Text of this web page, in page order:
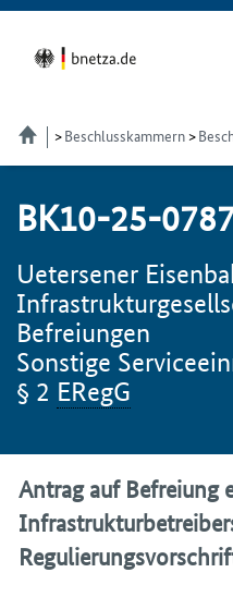
Beschlusskammern
BK10-25-
Uetersener
Befreiungen
Sonstige
§ 2 ERegG
Antrag auf Befreiung